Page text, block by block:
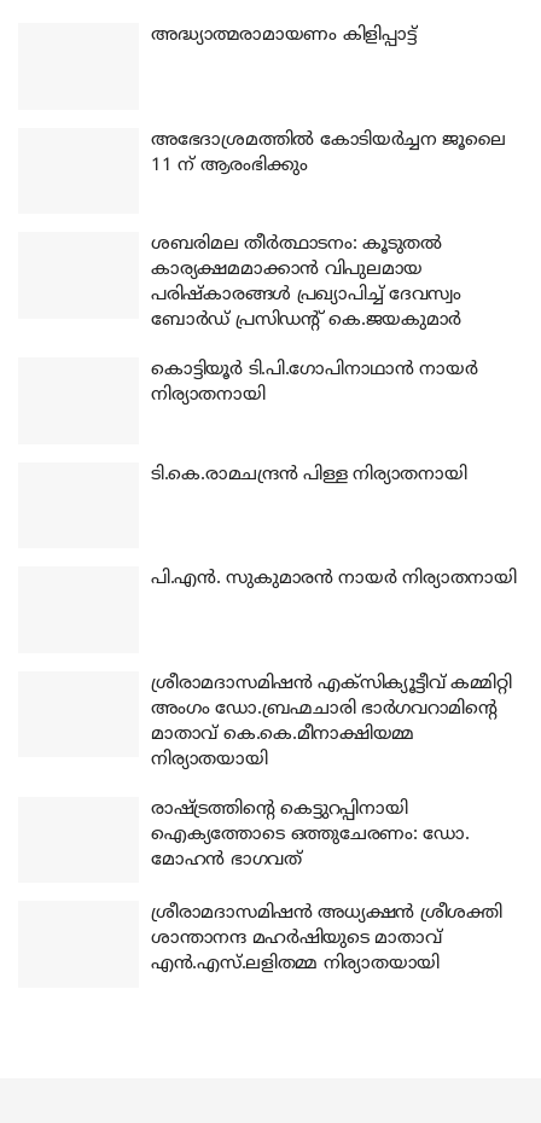
അദ്ധ്യാത്മരാമായണം കിളിപ്പാട്ട്
അഭേദാശ്രമത്തില്‍ കോടിയര്‍ച്ചന ജൂലൈ
11 ന് ആരംഭിക്കും
ശബരിമല തീര്‍ത്ഥാടനം: കൂടുതല്‍
കാര്യക്ഷമമാക്കാന്‍ വിപുലമായ
പരിഷ്‌കാരങ്ങള്‍ പ്രഖ്യാപിച്ച് ദേവസ്വം
ബോര്‍ഡ് പ്രസിഡന്റ് കെ.ജയകുമാര്‍
കൊട്ടിയൂര്‍ ടി.പി.ഗോപിനാഥാന്‍ നായര്‍
നിര്യാതനായി
ടി.കെ.രാമചന്ദ്രന്‍ പിള്ള നിര്യാതനായി
പി.എന്‍. സുകുമാരന്‍ നായര്‍ നിര്യാതനായി
ശ്രീരാമദാസമിഷന്‍ എക്‌സിക്യൂട്ടീവ് കമ്മിറ്റി
അംഗം ഡോ.ബ്രഹ്മചാരി ഭാര്‍ഗവറാമിന്റെ
മാതാവ് കെ.കെ.മീനാക്ഷിയമ്മ
നിര്യാതയായി
രാഷ്ട്രത്തിന്റെ കെട്ടുറപ്പിനായി
ഐക്യത്തോടെ ഒത്തുചേരണം: ഡോ.
മോഹന്‍ ഭാഗവത്
ശ്രീരാമദാസമിഷന്‍ അധ്യക്ഷന്‍ ശ്രീശക്തി
ശാന്താനന്ദ മഹര്‍ഷിയുടെ മാതാവ്
എന്‍.എസ്.ലളിതമ്മ നിര്യാതയായി